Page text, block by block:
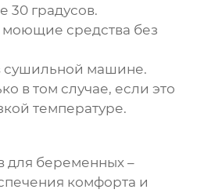
30 градусов.
моющие средства без
сушильной машине.
в том случае, если это
температуре.
для беременных –
комфорта и